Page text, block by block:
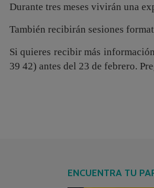
Durante tres meses vivirán una
También recibirán sesiones
Si quieres recibir más
39 42) antes del 23 de febrero.
ENCUENTRA TU